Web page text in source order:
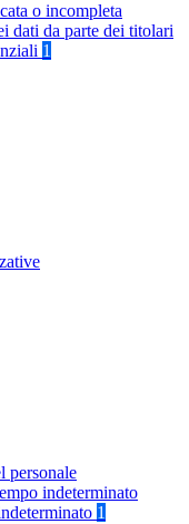
o incompleta
dati da parte dei titolari
1
personale
indeterminato
1